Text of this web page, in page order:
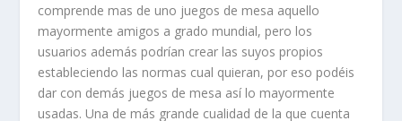
comprende mas de uno juegos de mesa aquello
mayormente amigos a grado mundial, pero los
usuarios además podrían crear las suyos propios
estableciendo las normas cual quieran, por eso podéis
dar con demás juegos de mesa así­ lo mayormente
usadas. Una de más grande cualidad de la que cuenta